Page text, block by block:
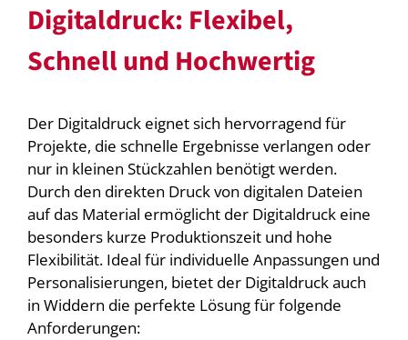
Digitaldruck: Flexibel,
Schnell und Hochwertig
Der Digitaldruck eignet sich hervorragend für
Projekte, die schnelle Ergebnisse verlangen oder
nur in kleinen Stückzahlen benötigt werden.
Durch den direkten Druck von digitalen Dateien
auf das Material ermöglicht der Digitaldruck eine
besonders kurze Produktionszeit und hohe
Flexibilität. Ideal für individuelle Anpassungen und
Personalisierungen, bietet der Digitaldruck auch
in Widdern die perfekte Lösung für folgende
Anforderungen: